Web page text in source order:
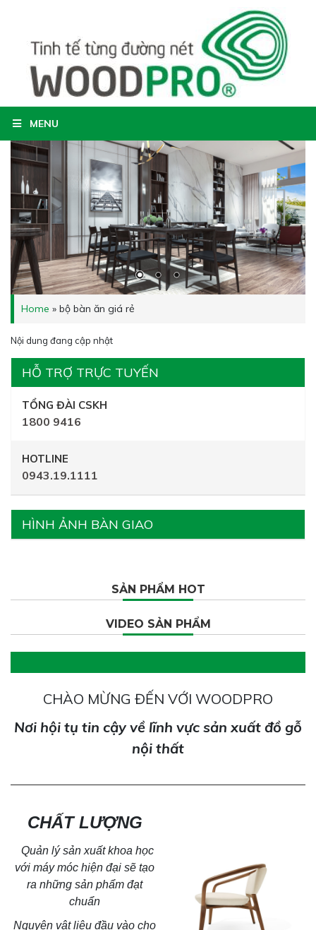
MENU
Home » bộ bàn ăn giá rẻ
Nội dung đang cập nhật
HỖ TRỢ TRỰC TUYẾN
TỔNG ĐÀI CSKH
1800 9416
HOTLINE
0943.19.1111
HÌNH ẢNH BÀN GIAO
SẢN PHẨM HOT
VIDEO SẢN PHẨM
CHÀO MỪNG ĐẾN VỚI WOODPRO
Nơi hội tụ tin cậy về lĩnh vực sản xuất đồ gỗ
nội thất
CHẤT LƯỢNG
Quản lý sản xuất khoa học
với máy móc hiện đại sẽ tạo
ra những sản phẩm đạt
chuẩn
Nguyên vật liệu đầu vào cho